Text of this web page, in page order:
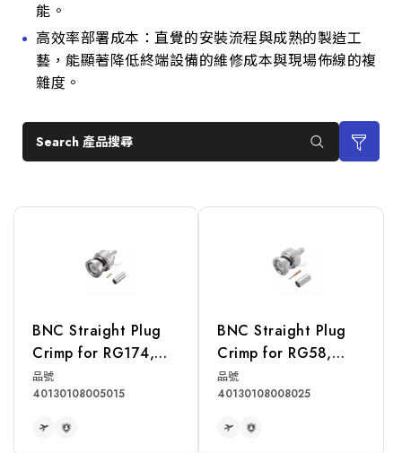
能。
高效率部署成本：直覺的安裝流程與成熟的製造工
藝，能顯著降低終端設備的維修成本與現場佈線的複
雜度。
Search 產品搜尋
BNC Straight Plug
Crimp for RG174,
RG316, RG188,
LMR100A Cable
品號
40130108005015
BNC Straight Plug
Crimp for RG58,
LMR195 Cable
品號
40130108008025